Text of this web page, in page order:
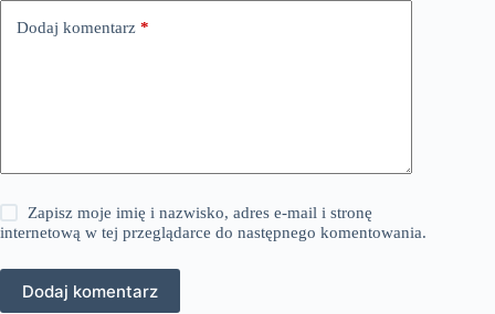
Dodaj komentarz *
Zapisz moje imię i nazwisko, adres e-mail i stronę
internetową w tej przeglądarce do następnego komentowania.
Dodaj komentarz